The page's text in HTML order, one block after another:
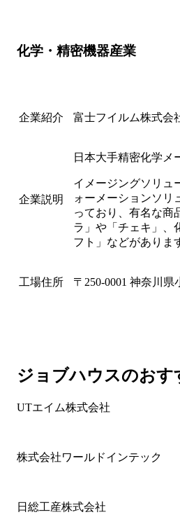
化学・精密機器産業
企業紹介 富士フイルム株式会
企業説明
日本大手精密化学メ
イメージングソリュ
ォーメーションソリ
っており、有名な商
ラ」や「チェキ」、
フト」などがありま
工場住所 〒250-0001 神奈川県
ジョブハウスのおす
UTエイム株式会社
株式会社ワールドインテック
日総工産株式会社